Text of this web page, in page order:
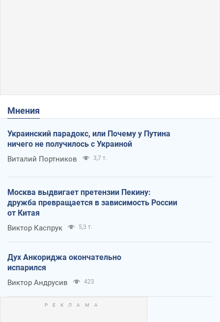
Мнения
Украинский парадокс, или Почему у Путина
ничего не получилось с Украиной
Виталий Портников 3,7 т.
Москва выдвигает претензии Пекину:
дружба превращается в зависимость России
от Китая
Виктор Каспрук 5,3 т.
Дух Анкориджа окончательно
испарился
Виктор Андрусив 423